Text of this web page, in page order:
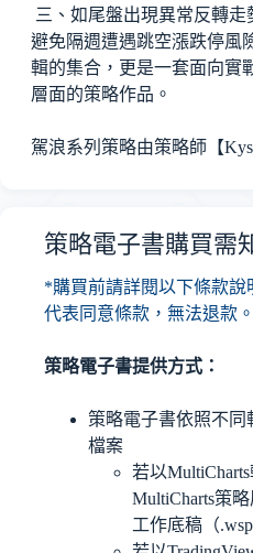
三、如尾盤出現異常反轉走
避免隔週遭遇跳空漲跌停風
輯的集合，更是一套面向實
層面的策略作品。
駕浪系列策略由策略師【
策略電子書購買需
*購買前請詳閱以下條款說
代表同意條款，無法退款。
策略電子書提供方式：
策略電子書依照不
檔案
若以
MultiCharts策
工作底稿（